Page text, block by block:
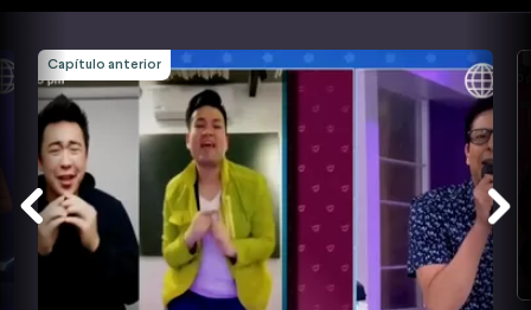
Capítulo anterior